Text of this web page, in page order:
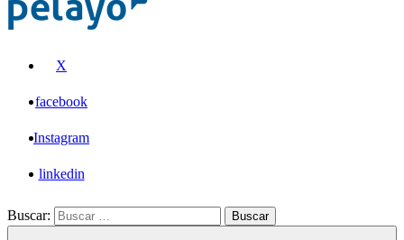
X
facebook
Instagram
linkedin
Buscar: Buscar